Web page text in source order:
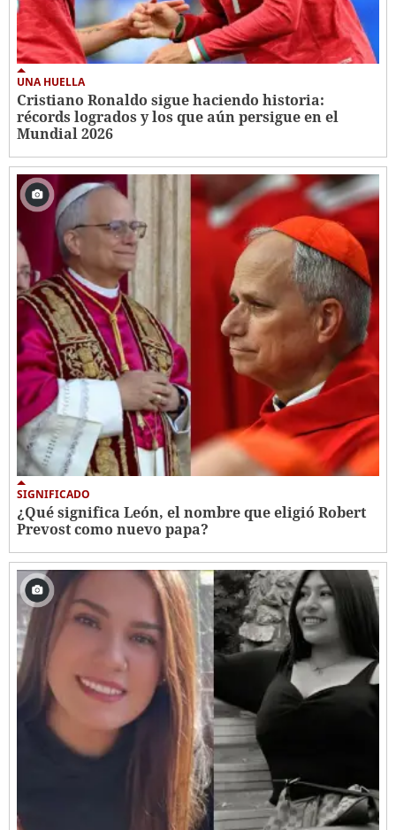
UNA HUELLA
Cristiano Ronaldo sigue haciendo historia:
récords logrados y los que aún persigue en el
Mundial 2026
SIGNIFICADO
¿Qué significa León, el nombre que eligió Robert
Prevost como nuevo papa?